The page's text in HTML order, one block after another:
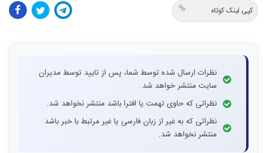
کپی لینک کوتاه
نظرات ارسال شده توسط شما، پس از تایید توسط مدیران
سایت منتشر خواهد شد.
نظراتی که حاوی تهمت یا افترا باشد منتشر نخواهد شد.
نظراتی که به غیر از زبان فارسی یا غیر مرتبط با خبر باشد
منتشر نخواهد شد.